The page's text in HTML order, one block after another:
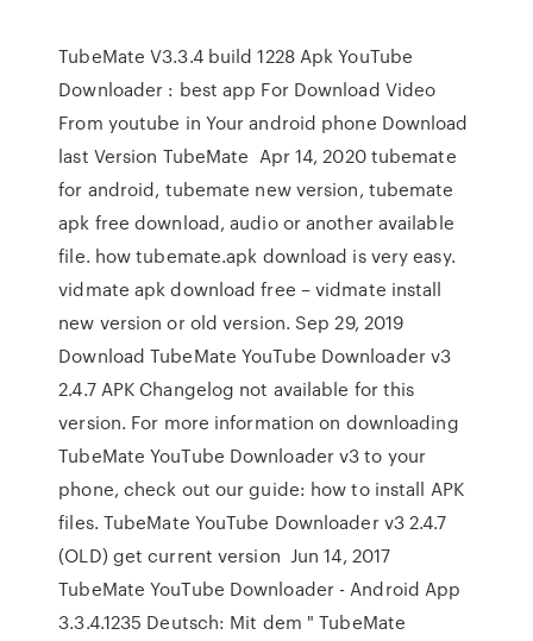
TubeMate V3.3.4 build 1228 Apk YouTube
Downloader : best app For Download Video
From youtube in Your android phone Download
last Version TubeMate Apr 14, 2020 tubemate
for android, tubemate new version, tubemate
apk free download, audio or another available
file. how tubemate.apk download is very easy.
vidmate apk download free – vidmate install
new version or old version. Sep 29, 2019
Download TubeMate YouTube Downloader v3
2.4.7 APK Changelog not available for this
version. For more information on downloading
TubeMate YouTube Downloader v3 to your
phone, check out our guide: how to install APK
files. TubeMate YouTube Downloader v3 2.4.7
(OLD) get current version Jun 14, 2017
TubeMate YouTube Downloader - Android App
3.3.4.1235 Deutsch: Mit dem " TubeMate